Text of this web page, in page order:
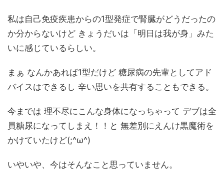
私は自己免疫疾患からの1型発症で腎臓がどうだったの
か分からないけど きょうだいは「明日は我が身」みた
いに感じているらしい。
まぁ なんかあれば1型だけど 糖尿病の先輩としてアド
バイスはできるし 辛い思いを共有することもできる。
今までは 理不尽にこんな身体になっちゃって デブは全
員糖尿になってしまえ！！と 無差別にえんけ黒魔術を
かけていたけど(;^ω^)
いやいや、今はそんなこと思っていません。